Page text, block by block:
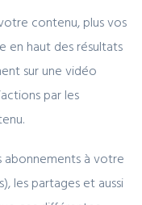
contenu, plus vos
en haut des résultats
sur une vidéo
par les
abonnements à votre
les partages et aussi